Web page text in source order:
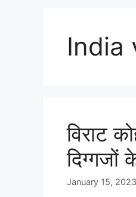
India
विराट
दिग्गजों
January 15, 2023